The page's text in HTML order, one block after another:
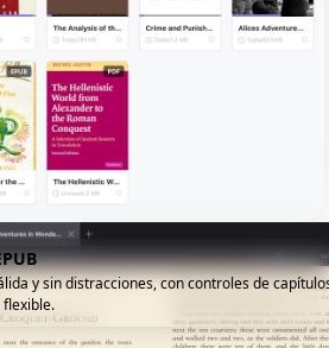
y sin distracciones, con controles de